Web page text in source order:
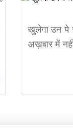
खुलेगा उन पे
अख़बार में